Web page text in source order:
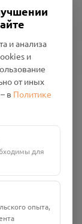
р-н
18
БАНК"
и анализа
и
от иных
в Политике
для
опыта,